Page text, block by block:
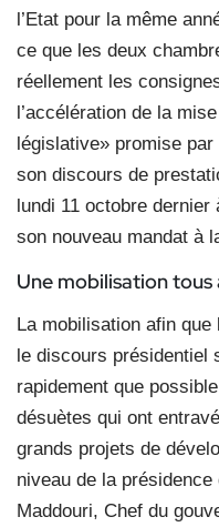
l’Etat pour la même
ce que les deux
réellement les
l’accélération de la
législative» promise
son discours de
lundi 11 octobre dernier
son nouveau mandat à
Une mobilisation tous
La mobilisation afin
le discours présidentiel
rapidement que
désuètes qui ont
grands projets de
niveau de la
Maddouri, Chef du